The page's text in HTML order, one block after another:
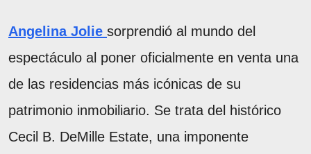
Angelina Jolie sorprendió al mundo del
espectáculo al poner oficialmente en venta una
de las residencias más icónicas de su
patrimonio inmobiliario. Se trata del histórico
Cecil B. DeMille Estate, una imponente